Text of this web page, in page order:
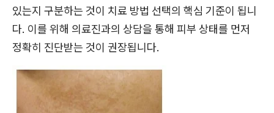
있는지 구분하는 것이 치료 방법 선택의 핵심 기준이 됩니
다. 이를 위해 의료진과의 상담을 통해 피부 상태를 먼저
정확히 진단받는 것이 권장됩니다.